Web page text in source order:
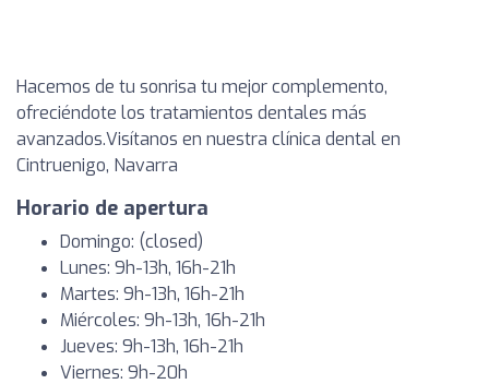
Hacemos de tu sonrisa tu mejor complemento,
ofreciéndote los tratamientos dentales más
avanzados.Visítanos en nuestra clínica dental en
Cintruenigo, Navarra
Horario de apertura
Domingo: (closed)
Lunes: 9h-13h, 16h-21h
Martes: 9h-13h, 16h-21h
Miércoles: 9h-13h, 16h-21h
Jueves: 9h-13h, 16h-21h
Viernes: 9h-20h